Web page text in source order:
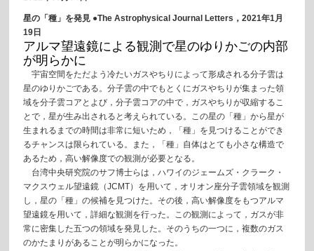
星の「種」を発見 ●The Astrophysical Journal Letters，2021年1月
19日
アルマ望遠鏡による観測で星のゆりかごの内部
が明らかに
宇宙空間をただよう冷たいガスやちりによって形成される分子雲は
星のゆりかごである。分子雲の中でもとくにガスやちりが集まった領
域を分子雲コアとよび，分子雲コアの中で，ガスやちりが収縮するこ
とで，星が生み出されると考えられている。この星の「種」から星が
生まれるまでの時間は非常に短いため，「種」を見つけることができ
るチャンスは限られている。また，「種」自体はとても小さな構造で
あるため，高い解像度での観測が必要となる。
台湾中央研究院のサフ博士らは，ハワイのジェームズ・クラーク・
マクスウェル望遠鏡（JCMT）を用いて，オリオン座分子雲領域を観測
し，星の「種」の候補を見つけた。その後，高い解像度をもつアルマ
望遠鏡を用いて，詳細な観測を行った。この観測によって，ガスが非
常に密集した五つの領域を発見した。そのうちの一つに，複数のガス
のかたまりがあることが明らかになった。